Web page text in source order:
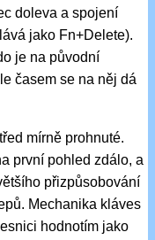
doleva a spojení
jako Fn+Delete).
je na původní
časem se na něj dá
mírně prohnuté.
první pohled zdálo, a
přizpůsobování
Mechanika kláves
hodnotím jako